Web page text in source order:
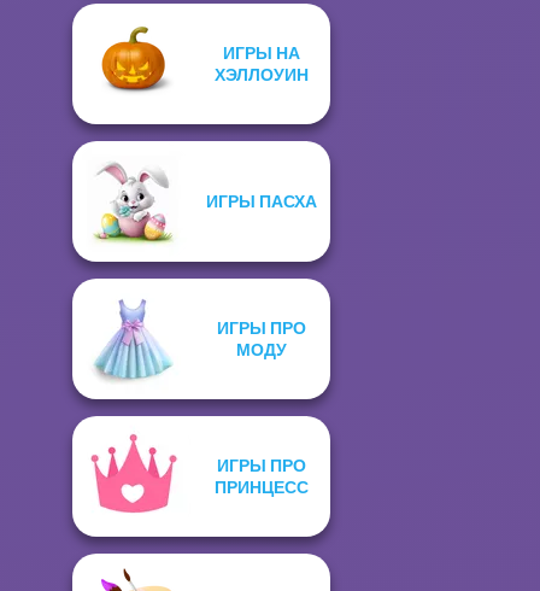
ИГРЫ НА
ХЭЛЛОУИН
ИГРЫ ПАСХА
ИГРЫ ПРО
МОДУ
ИГРЫ ПРО
ПРИНЦЕСС